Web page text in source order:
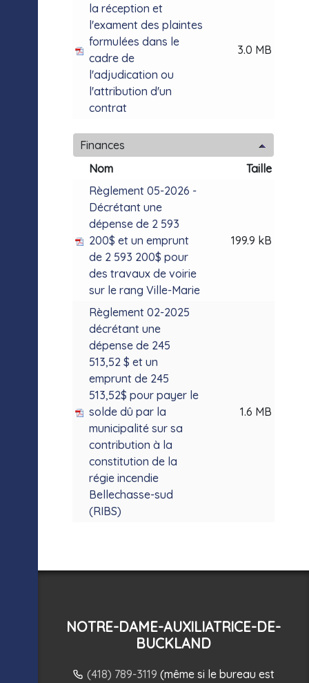
la réception et
l'exament des plaintes
formulées dans le
cadre de
l'adjudication ou
l'attribution d'un
contrat
3.0 MB
Finances
Nom
Taille
Règlement 05-2026 -
Décrétant une
dépense de 2 593
200$ et un emprunt
de 2 593 200$ pour
des travaux de voirie
sur le rang Ville-Marie
199.9 kB
Règlement 02-2025
décrétant une
dépense de 245
513,52 $ et un
emprunt de 245
513,52$ pour payer le
solde dû par la
municipalité sur sa
contribution à la
constitution de la
régie incendie
Bellechasse-sud
(RIBS)
1.6 MB
NOTRE-DAME-AUXILIATRICE-DE-
BUCKLAND
(418) 789-3119 (même si le bureau est